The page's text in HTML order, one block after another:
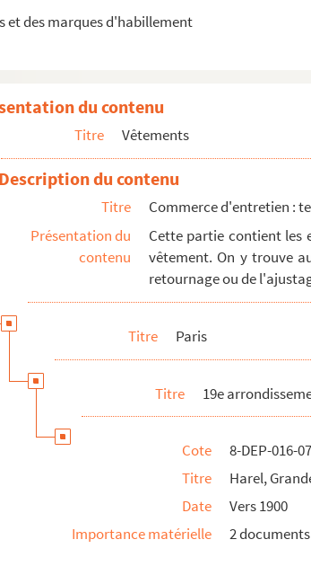
et des marques d'habillement
du contenu
Titre Vêtements
Description du contenu
Titre
Commerce d'entretien :
Présentation du
contenu
Cette partie contient les
vêtement. On y trouve
retournage ou de
Titre Paris
Titre 19e
Cote
8-DEP-016-
Titre
Harel,
Date
Vers 1900
Importance matérielle
2 documents